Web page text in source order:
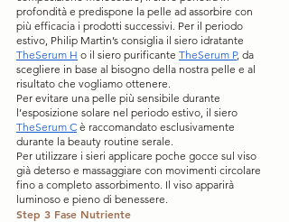
profondità e predispone la pelle ad assorbire con
più efficacia i prodotti successivi. Per il periodo
estivo, Philip Martin’s consiglia il siero idratante
TheSerum H o il siero purificante TheSerum P, da
scegliere in base al bisogno della nostra pelle e al
risultato che vogliamo ottenere.
Per evitare una pelle più sensibile durante
l’esposizione solare nel periodo estivo, il siero
TheSerum C è raccomandato esclusivamente
durante la beauty routine serale.
Per utilizzare i sieri applicare poche gocce sul viso
già deterso e massaggiare con movimenti circolare
fino a completo assorbimento. Il viso apparirà
luminoso e pieno di benessere.
Step 3 Fase Nutriente